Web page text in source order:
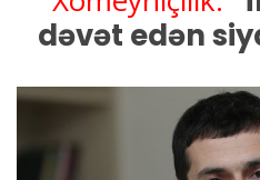
dəvət edən